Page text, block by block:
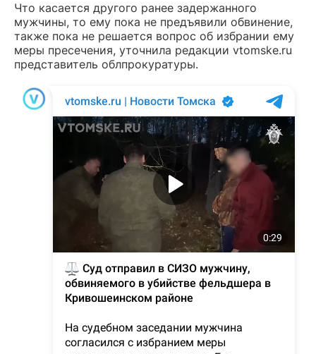
Что касается другого ранее задержанного
мужчины, то ему пока не предъявили обвинение,
также пока не решается вопрос об избрании ему
меры пресечения, уточнила редакции vtomske.ru
представитель облпрокуратуры.